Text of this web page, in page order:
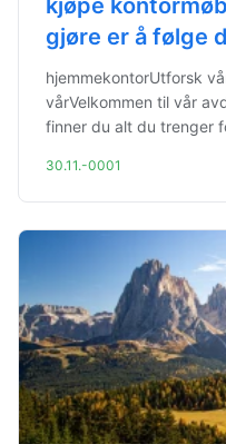
kjøpe
gjøre er å følge
hjemmekontorUtforsk
vårVelkommen til vår
finner du alt du trenger
30.11.-0001